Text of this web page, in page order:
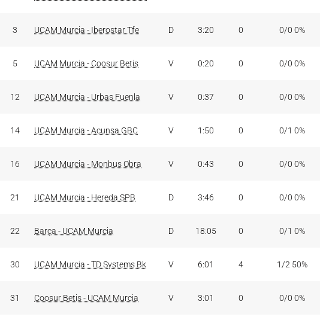
3 UCAM Murcia - Iberostar Tfe D 3:20 0 0/0 0%
5 UCAM Murcia - Coosur Betis V 0:20 0 0/0 0%
12 UCAM Murcia - Urbas Fuenla V 0:37 0 0/0 0%
14 UCAM Murcia - Acunsa GBC V 1:50 0 0/1 0%
16 UCAM Murcia - Monbus Obra V 0:43 0 0/0 0%
21 UCAM Murcia - Hereda SPB D 3:46 0 0/0 0%
22 Barça - UCAM Murcia D 18:05 0 0/1 0%
30 UCAM Murcia - TD Systems Bk V 6:01 4 1/2 50%
31 Coosur Betis - UCAM Murcia V 3:01 0 0/0 0%